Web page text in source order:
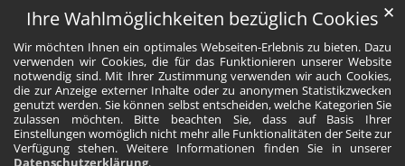
Ihre Wahlmöglichkeiten bezüglich Cookies
Wir möchten Ihnen ein optimales Webseiten-Erlebnis zu bieten. Dazu
verwenden wir Cookies, die für das Funktionieren unserer Website
notwendig sind. Mit Ihrer Zustimmung verwenden wir auch Cookies,
die zur Anzeige externer Inhalte oder zu anonymen Statistikzwecken
genutzt werden. Sie können selbst entscheiden, welche Kategorien Sie
zulassen möchten. Bitte beachten Sie, dass auf Basis Ihrer
Einstellungen womöglich nicht mehr alle Funktionalitäten der Seite zur
Verfügung stehen. Weitere Informationen finden Sie in unserer
Datenschutzerklärung.
✕